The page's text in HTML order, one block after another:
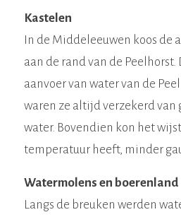
Kastelen
In de Middeleeuwen koos de
aan de rand van de Peelhorst.
aanvoer van water van de
waren ze altijd verzekerd van
water. Bovendien kon het
temperatuur heeft, minder
Watermolens en boerenland
Langs de breuken werden